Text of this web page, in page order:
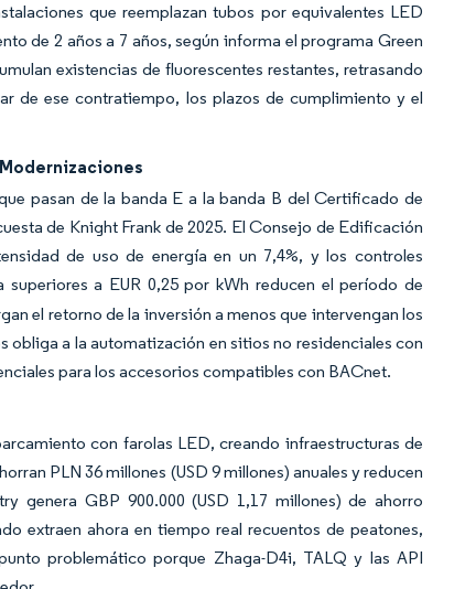
que reemplazan tubos por equivalentes LED
de 2 años a 7 años, según informa el programa Green
existencias de fluorescentes restantes, retrasando
de ese contratiempo, los plazos de cumplimiento y el
pasan de la banda E a la banda B del Certificado de
de Knight Frank de 2025. El Consejo de Edificación
de uso de energía en un 7,4%, y los controles
a EUR 0,25 por kWh reducen el período de
el retorno de la inversión a menos que intervengan los
a la automatización en sitios no residenciales con
para los accesorios compatibles con BACnet.
con farolas LED, creando infraestructuras de
PLN 36 millones (USD 9 millones) anuales y reducen
genera GBP 900.000 (USD 1,17 millones) de ahorro
extraen ahora en tiempo real recuentos de peatones,
problemático porque Zhaga-D4i, TALQ y las API